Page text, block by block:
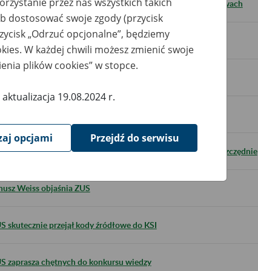
i potentaci branży razem na rzecz bezpieczeństwa na budowach
za granicę świadczeń dla kombatantów
ZUS w przełożeniu na finanse, czyli transparentnie i oszczędnie
Weiss objaśnia ZUS
skutecznie przejął kody źródłowe do KSI
zaprasza chętnych do konkursu wiedzy
dostosować swoje zgody (przycisk
„Odrzuć opcjonalne”, będziemy
W każdej chwili możesz zmienić swoje
plików cookies” w stopce.
19.08.2024 r.
opcjami Przejdź do serwisu